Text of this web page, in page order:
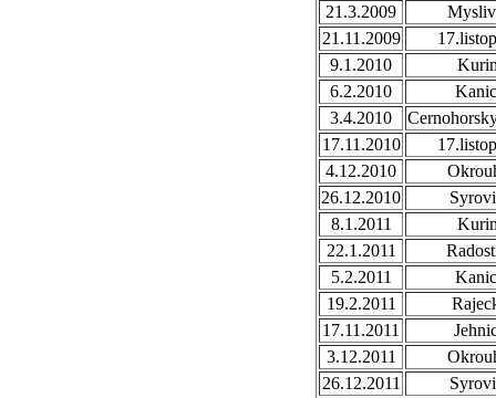
21.3.2009
21.11.2009
9.1.2010
6.2.2010
3.4.2010
17.11.2010
4.12.2010
26.12.2010
8.1.2011
22.1.2011
5.2.2011
19.2.2011
17.11.2011
3.12.2011
26.12.2011